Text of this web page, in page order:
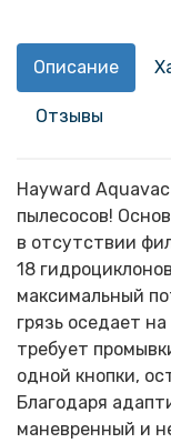
Описание
Отзывы
Hayward
пылесосов!
в отсутствии
18
максимальный
грязь оседает
требует
одной кнопки,
Благодаря
маневренный и